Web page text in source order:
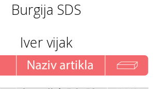
Burgija SDS
Iver vijak